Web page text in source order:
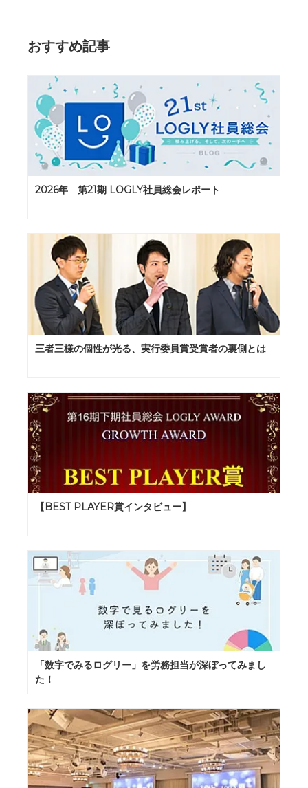
おすすめ記事
2026年 第21期 LOGLY社員総会レポート
三者三様の個性が光る、実行委員賞受賞者の裏側とは
【BEST PLAYER賞インタビュー】
「数字でみるログリー」を労務担当が深ぼってみまし
た！